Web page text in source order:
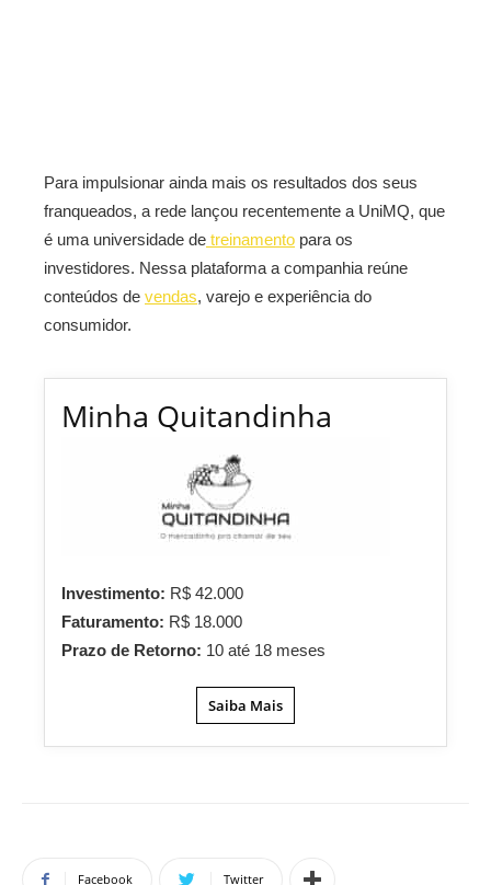
Para impulsionar ainda mais os resultados dos seus
franqueados, a rede lançou recentemente a UniMQ, que
é uma universidade de treinamento para os
investidores. Nessa plataforma a companhia reúne
conteúdos de vendas, varejo e experiência do
consumidor.
Minha Quitandinha
Investimento: R$ 42.000
Faturamento: R$ 18.000
Prazo de Retorno: 10 até 18 meses
Saiba Mais
Facebook Twitter